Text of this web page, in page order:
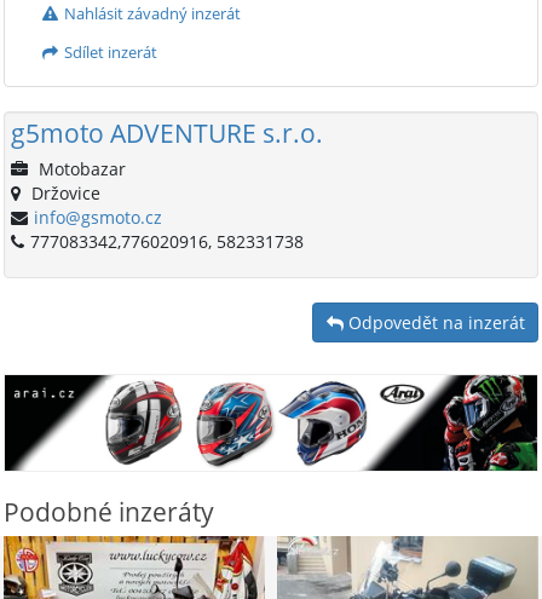
Nahlásit závadný inzerát
Sdílet inzerát
g5moto ADVENTURE s.r.o.
Motobazar
Držovice
info@gsmoto.cz
777083342,776020916, 582331738
Odpovedět na inzerát
Podobné inzeráty